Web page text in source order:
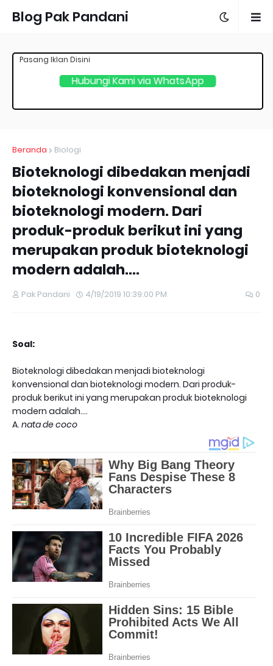
Blog Pak Pandani
Hubungi Kami via WhatsApp
Pasang Iklan Disini
Beranda Biologi
Bioteknologi dibedakan menjadi
bioteknologi konvensional dan
bioteknologi modern. Dari
produk-produk berikut ini yang
merupakan produk bioteknologi
modern adalah….
Pak Pandani 4/19/2019 10:39:00 PM 0
Soal:
Bioteknologi dibedakan menjadi bioteknologi
konvensional dan bioteknologi modern. Dari produk-
produk berikut ini yang merupakan produk bioteknologi
modern adalah….
A. nata de coco